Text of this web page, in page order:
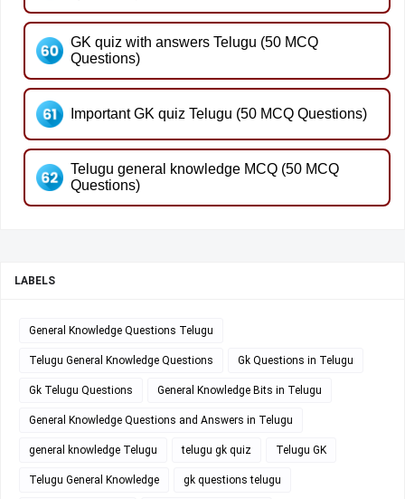
GK quiz with answers Telugu (50 MCQ
Questions)
Important GK quiz Telugu (50 MCQ Questions)
Telugu general knowledge MCQ (50 MCQ
Questions)
LABELS
General Knowledge Questions Telugu
Telugu General Knowledge Questions Gk Questions in Telugu
Gk Telugu Questions General Knowledge Bits in Telugu
General Knowledge Questions and Answers in Telugu
general knowledge Telugu telugu gk quiz Telugu GK
Telugu General Knowledge gk questions telugu